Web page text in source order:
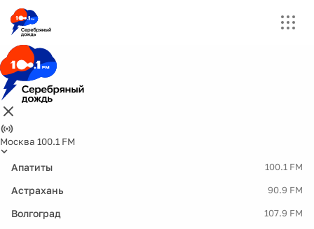
Москва 100.1 FM
Апатиты 100.1 FM
Астрахань 90.9 FM
Волгоград 107.9 FM